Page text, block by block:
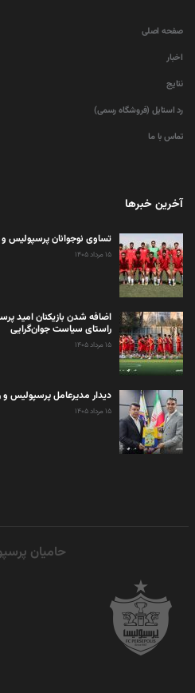
صفحه اصلی
اخبار
نتایج
رد استایل (فروشگاه رسمی)
تماس با ما
آخرین خبرها
تساوی نوجوانان پرسپولیس و
۱۵ مرداد ۱۴۰۵
اضافه شدن بازیکنان امید
راستای سیاست جوان‌گرایی
۱۵ مرداد ۱۴۰۵
دیدار مدیرعامل پرسپولیس
۱۵ مرداد ۱۴۰۵
حامیان